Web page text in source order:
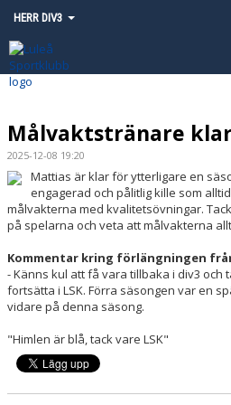
HERR DIV3
HEM
NYHETER
KALENDER
MATCHER
KONTAKT
Målvaktstränare
2025-12-08 19:20
Mattias är klar för ytterligare en
engagerad och pålitlig kille som
målvakterna med kvalitetsövningar.
på spelarna och veta att målvakterna
Kommentar kring förlängningen
- Känns kul att få vara tillbaka i div3
fortsätta i LSK. Förra säsongen var en
vidare på denna säsong.
"Himlen är blå, tack vare LSK"